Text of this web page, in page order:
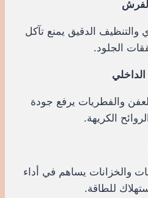
والتنظيف الدقيق يمنع تآكل
الجلود.
والفطريات يرفع جودة
الكريهة.
والخزانات يساهم في أداء
للطاقة.